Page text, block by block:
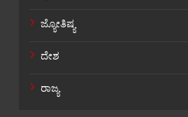
ಜ್ಯೋತಿಷ್ಯ
ದೇಶ
ರಾಜ್ಯ